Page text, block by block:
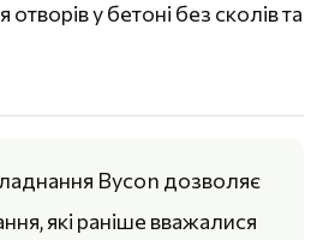
у бетоні без сколів та
Bycon дозволяє
які раніше вважалися